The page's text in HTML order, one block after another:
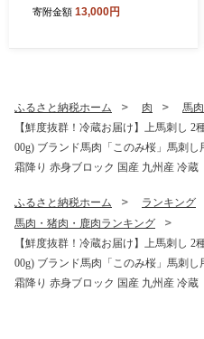
g 肉 牛肉 牛 和牛 国産牛 しゃ
寄附金額 13,000円
ふるさと納税ホーム 肉
馬
【鮮度抜群！冷蔵お届け】上馬刺し 2
00g) ブランド馬肉「このみ桜」馬刺
霜降り 赤身ブロック 国産 九州産 冷蔵
ふるさと納税ホーム ランキング
馬肉・猪肉・鹿肉ランキング
【鮮度抜群！冷蔵お届け】上馬刺し 2
00g) ブランド馬肉「このみ桜」馬刺
霜降り 赤身ブロック 国産 九州産 冷蔵